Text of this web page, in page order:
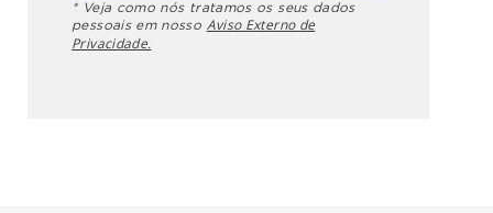
* Veja como nós tratamos os seus dados
pessoais em nosso Aviso Externo de
Privacidade.